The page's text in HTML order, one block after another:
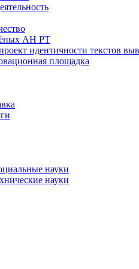
АН РТ
идентичности текстов
площадка
науки
науки